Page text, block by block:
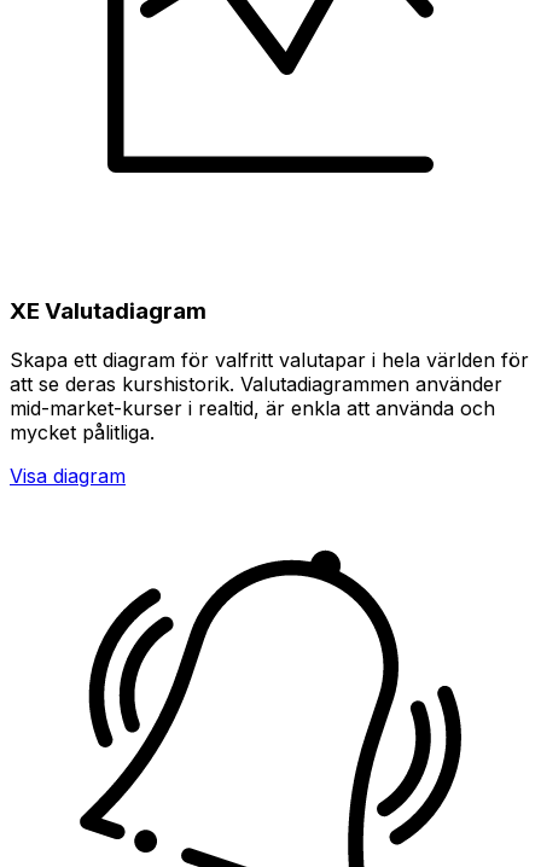
XE Valutadiagram
Skapa ett diagram för valfritt valutapar i hela världen för
att se deras kurshistorik. Valutadiagrammen använder
mid-market-kurser i realtid, är enkla att använda och
mycket pålitliga.
Visa diagram